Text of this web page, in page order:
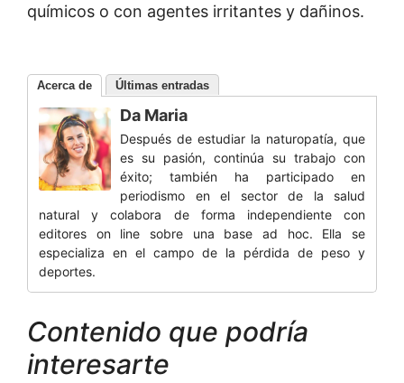
químicos o con agentes irritantes y dañinos.
Acerca de Últimas entradas
Da Maria
Después de estudiar la naturopatía, que
es su pasión, continúa su trabajo con
éxito; también ha participado en
periodismo en el sector de la salud
natural y colabora de forma independiente con
editores on line sobre una base ad hoc. Ella se
especializa en el campo de la pérdida de peso y
deportes.
Contenido que podría
interesarte